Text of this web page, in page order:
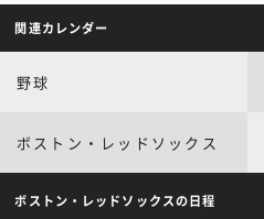
関連カレンダー
野球
ボストン・レッドソックス
ボストン・レッドソックスの日程